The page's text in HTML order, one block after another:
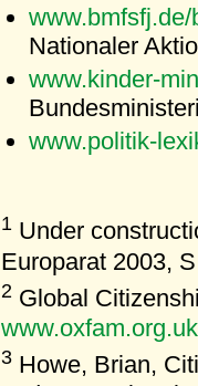
Nationaler
www.kinder-
www.politik-
1 Under
Europarat 2003,
2 Global
3 Howe, Brian,